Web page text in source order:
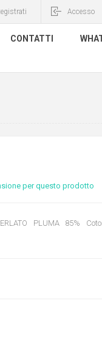
Accesso
CONTATTI
per questo prodotto
PLUMA 85%